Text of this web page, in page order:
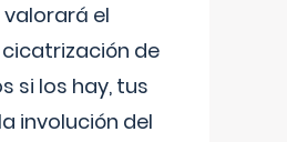
el
cicatrización de
si los hay, tus
involución del